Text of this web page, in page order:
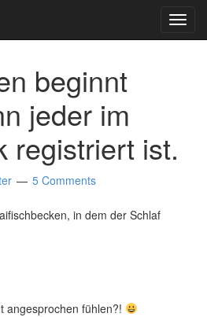
beginnt
jeder im
registriert ist.
5 Comments
in dem der Schlaf
angesprochen fühlen?!